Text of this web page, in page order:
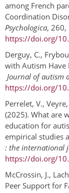
among French
Coordination
Psychologica, 260,
https://doi.org/
Derguy, C.,
with Autism Have
Journal of autism
https://doi.org/
Perrelet, V.,
(2025). What are
education for
empirical studies
: the international
https://doi.org/
McCrossin, J.,
Peer Support for